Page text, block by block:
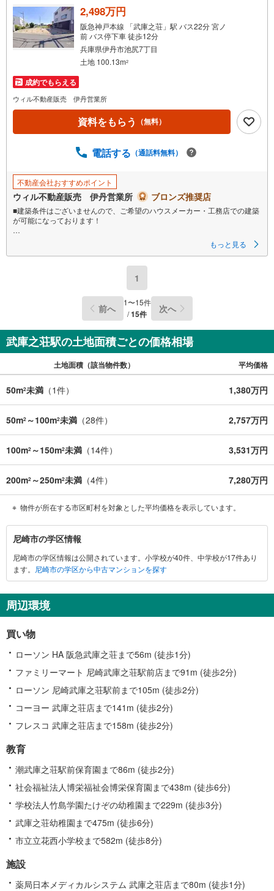
る
・
条
件
マ
イ
ペ
ー
る
2,498万円
阪急神戸本線 「武庫之荘」駅 バス22分 宮ノ
前 バス停下車 徒歩12分
兵庫県伊丹市池尻7丁目
土地 100.13m2
成約でもらえる
ウィル不動産販売 伊丹営業所
資料をもらう （無料）
電話する （通話料無料）
不動産会社おすすめポイント
ウィル不動産販売 伊丹営業所 ブロンズ推奨店
■建築条件はございませんので、ご希望のハウスメーカー・工務店での建築
が可能になっております！
■間口10m以上ありますので、建物への採光や通風が確保しやすくなってお
■幼稚園・小学校が徒歩1分以内にございますので、お子様の通学も安心で
■公園が徒歩10分以内にございますので、お子様に喜ばれそうです！
イオンモール伊丹昆陽・・・徒歩約11分
伊丹市立池尻小学校・・・徒歩1分
伊丹市立松崎中学校・・・徒歩約29分
いけじり幼稚園・・・約53m
クレヨン保育園・・・約295m
関西スーパー桜台店・・・約841m
万代仁川店・・・約918m
十六名公園・・・約365m
役所西分室・・・約790m
祐生病院・・・約1390m
もっと見る
1
前へ 1〜15件
/15件 次へ
武庫之荘駅の土地面積ごとの価格相場
土地面積（該当物件数） 平均価格
50m2未満 （1件） 1,380万円
50m2 ～100m2未満 （28件） 2,757万円
100m2 ～150m2未満 （14件） 3,531万円
200m2 ～250m2未満 （4件） 7,280万円
物件が所在する市区町村を対象とした平均価格を表示しています。
尼
崎
市
に
す
る
報
尼崎市の学区情報
尼崎市の学区情報は公開されています。小学校が40件、中学校が17件あり
ます。
尼崎市の学区から中古マンションを探す
周辺環境
買い物
ローソン HA 阪急武庫之荘まで56m (徒歩1分)
ファミリーマート 尼崎武庫之荘駅前店まで91m (徒歩2分)
ローソン 尼崎武庫之荘駅前まで105m (徒歩2分)
コーヨー 武庫之荘店まで141m (徒歩2分)
フレスコ 武庫之荘店まで158m (徒歩2分)
教育
潮武庫之荘駅前保育園まで86m (徒歩2分)
社会福祉法人博栄福祉会博栄保育園まで438m (徒歩6分)
学校法人竹島学園たけぞの幼稚園まで229m (徒歩3分)
武庫之荘幼稚園まで475m (徒歩6分)
市立立花西小学校まで582m (徒歩8分)
施設
薬局日本メディカルシステム 武庫之荘店まで80m (徒歩1分)